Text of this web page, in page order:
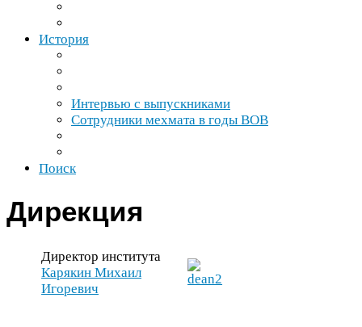
История
Интервью с выпускниками
Сотрудники мехмата в годы ВОВ
Поиск
Дирекция
Директор института
Карякин Михаил
Игоревич